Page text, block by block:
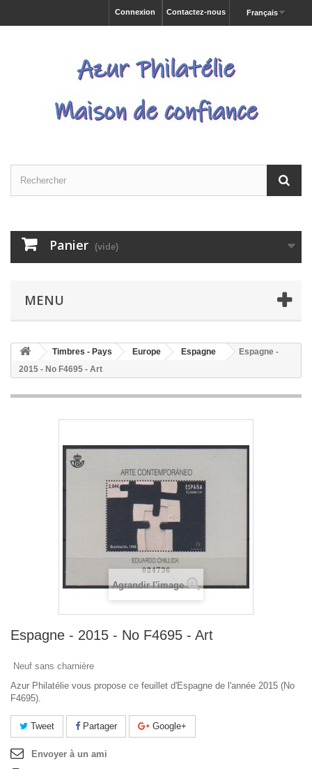
Français
Contactez-nous
Connexion
Panier (vide)
MENU
Timbres - Pays Europe Espagne
Espagne -
2015 - No F4695 - Art
Agrandir l'image
Espagne - 2015 - No F4695 - Art
Neuf sans charnière
Azur Philatélie vous propose ce feuillet d'Espagne de l'année 2015 (No
F4695).
Tweet Partager Google+
Envoyer à un ami